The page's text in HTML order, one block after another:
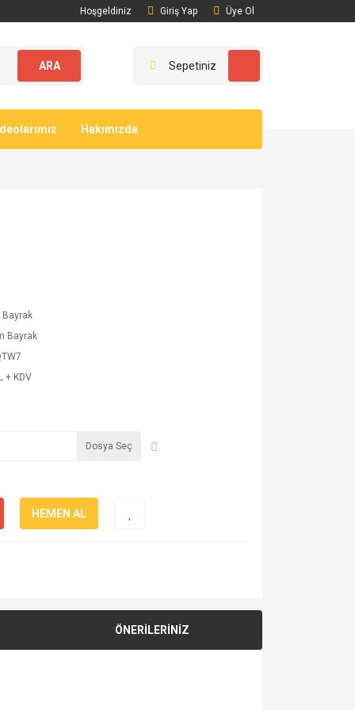
Hoşgeldiniz Giriş Yap Üye Ol
ARA Sepetiniz
Hakımızda
Bayrak
Bayrak
+ KDV
Dosya Seç
HEMEN AL
ÖNERİLERİNİZ